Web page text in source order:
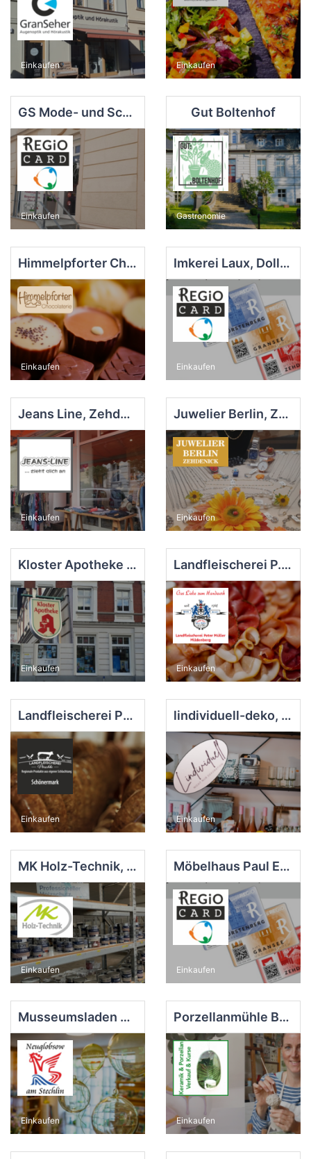
Einkaufen Einkaufen
GS Mode- und Scheideratelier, Zehdenick
Einkaufen
Gut Boltenhof
Gastronomie
Himmelpforter Chocolaterie
Einkaufen
Imkerei Laux, Dollgow
Einkaufen
Jeans Line, Zehdenick
Einkaufen
Juwelier Berlin, Zehdenick
Einkaufen
Kloster Apotheke Zehdenick
Einkaufen
Landfleischerei P. Müller, Mildenberg
Einkaufen
Landfleischerei Porschke, Schönermark
Einkaufen
lindividuell-deko, Fürstenberg
Einkaufen
MK Holz-Technik, Zehdenick
Einkaufen
Möbelhaus Paul Ernst, Zehdenick
Einkaufen
Musseumsladen & TI Stechlin, Neuglobsow
Einkaufen
Porzellanmühle Bergsdorf
Einkaufen